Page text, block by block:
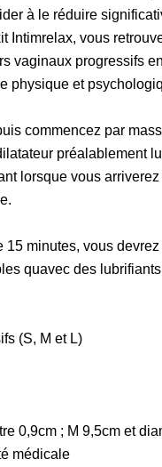
à le réduire
Intimrelax, vous
vaginaux progressifs
physique et
commencez par
préalablement
lorsque vous
minutes, vous
quavec des
(S, M et L)
0,9cm ; M 9,5cm et
médicale